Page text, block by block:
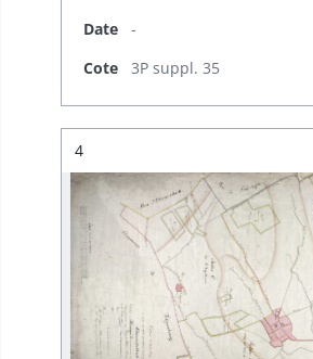
Date
-
Cote
3P suppl. 35
Résultat n°
4